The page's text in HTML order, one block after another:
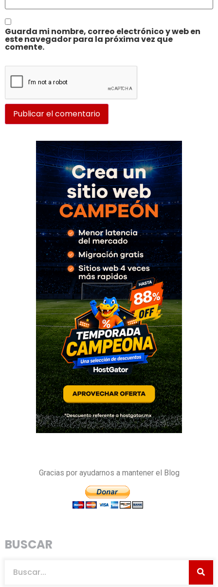
Guarda mi nombre, correo electrónico y web en
este navegador para la próxima vez que
comente.
Gracias por ayudarnos a mantener el Blog
BUSCAR